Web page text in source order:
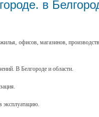
в
офисов, магазинов,
В Белгороде и области.
эксплуатацию.